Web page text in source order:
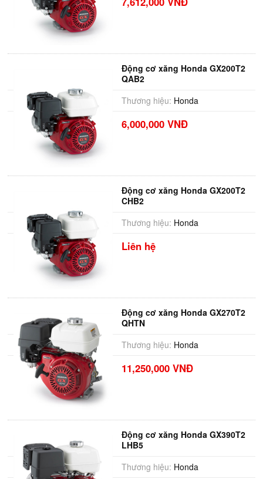
Động cơ xăng Honda GX200T2
QAB2
Thương hiệu: Honda
6,000,000 VNĐ
Động cơ xăng Honda GX200T2
CHB2
Thương hiệu: Honda
Liên hệ
Động cơ xăng Honda GX270T2
QHTN
Thương hiệu: Honda
11,250,000 VNĐ
Động cơ xăng Honda GX390T2
LHB5
Thương hiệu: Honda